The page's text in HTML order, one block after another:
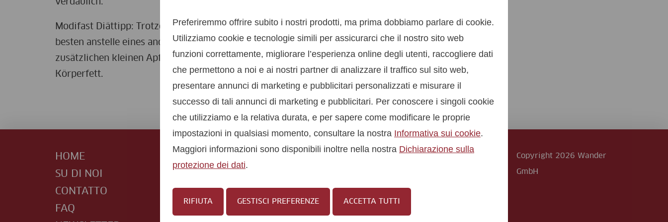
verdaulich.
Modifast Diättipp: Trotzdem soll auch der Apfel bewusst konsumiert werden, am
besten anstelle eines anderen Kohlenhydratlieferanten. Die Kalorienmenge eines
zusätzlichen kleinen Apfels täglich entspricht über ein Jahr ca. 2,5 Kilogramm
Körperfett.
HOME
SU DI NOI
CONTATTO
FAQ
Copyright 2026 Wander
GmbH
Preferiremmo offrire subito i nostri prodotti, ma prima dobbiamo parlare di cookie.
Utilizziamo cookie e tecnologie simili per assicurarci che il nostro sito web
funzioni correttamente, migliorare l’esperienza online degli utenti, raccogliere dati
che permettono a noi e ai nostri partner di analizzare il traffico sul sito web,
presentare annunci di marketing e pubblicitari personalizzati e misurare il
successo di tali annunci di marketing e pubblicitari. Per conoscere i singoli cookie
che utilizziamo e la relativa durata, e per sapere come modificare le proprie
impostazioni in qualsiasi momento, consultare la nostra Informativa sui cookie.
Maggiori informazioni sono disponibili inoltre nella nostra Dichiarazione sulla
protezione dei dati.
RIFIUTA GESTISCI PREFERENZE ACCETTA TUTTI